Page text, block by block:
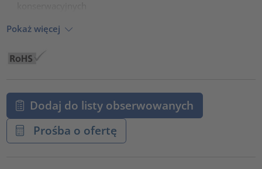
Pokaż więcej
Dodaj do listy obserwowanych
Prośba o ofertę